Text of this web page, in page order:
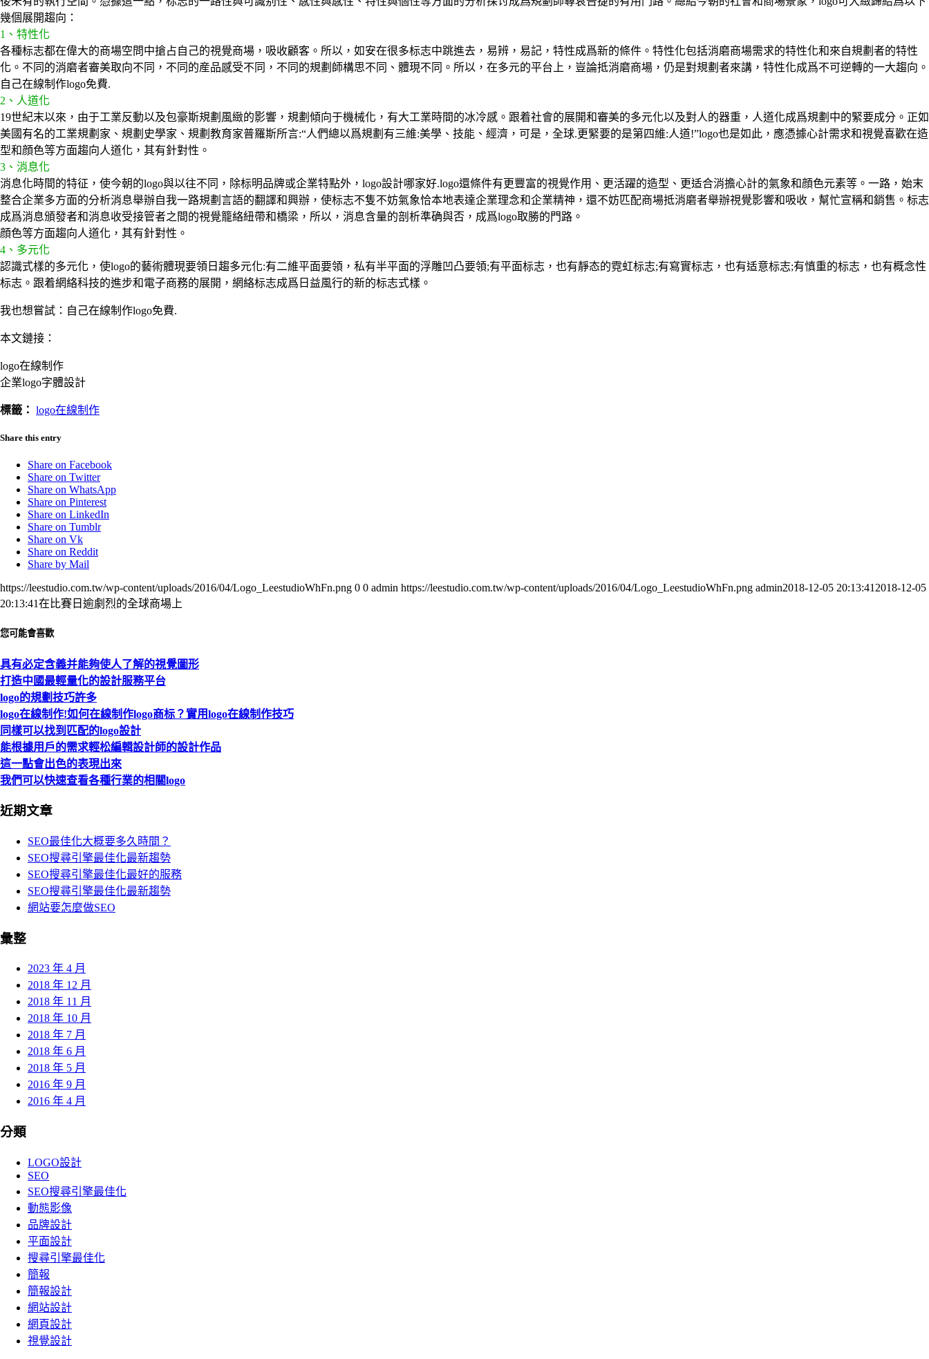
幾個展開趨向：
1、特性化
各種标志都在偉大的商場空問中搶占自己的視覺商場，吸收顧客。所以，如安在很多标志中跳進去，易辨，易記，特性成爲新的條件。特性化包括消磨商場需求的特性化和來自規劃者的特性
化。不同的消磨者審美取向不同，不同的産品感受不同，不同的規劃師構思不同、體現不同。所以，在多元的平台上，豈論抵消磨商場，仍是對規劃者來講，特性化成爲不可逆轉的一大趨向。
自己在線制作logo免費.
2、人道化
19世紀末以來，由于工業反動以及包豪斯規劃風緻的影響，規劃傾向于機械化，有大工業時間的冰冷感。跟着社會的展開和審美的多元化以及對人的器重，人道化成爲規劃中的緊要成分。正如
美國有名的工業規劃家、規劃史學家、規劃教育家普羅斯所言:“人們總以爲規劃有三維:美學、技能、經濟，可是，全球.更緊要的是第四維:人道!”logo也是如此，應憑據心計需求和視覺喜歡在造
型和顔色等方面趨向人道化，其有針對性。
3、消息化
消息化時間的特征，使今朝的logo與以往不同，除标明品牌或企業特點外，logo設計哪家好.logo還條件有更豐富的視覺作用、更活躍的造型、更适合消擔心計的氣象和顔色元素等。一路，始末
整合企業多方面的分析消息舉辦自我一路規劃言語的翻譯和興辦，使标志不隻不妨氣象恰本地表達企業理念和企業精神，還不妨匹配商場抵消磨者舉辦視覺影響和吸收，幫忙宣稱和銷售。标志
成爲消息頒發者和消息收受接管者之間的視覺籠絡紐帶和橋梁，所以，消息含量的剖析準确與否，成爲logo取勝的門路。
顔色等方面趨向人道化，其有針對性。
4、多元化
認識式樣的多元化，使logo的藝術體現要領日趨多元化:有二維平面要領，私有半平面的浮雕凹凸要領;有平面标志，也有靜态的霓虹标志;有寫實标志，也有适意标志;有慎重的标志，也有概念性
标志。跟着網絡科技的進步和電子商務的展開，網絡标志成爲日益風行的新的标志式樣。
我也想嘗試：自己在線制作logo免費.
本文鏈接：
logo在線制作
企業logo字體設計
標籤： logo在線制作
Share this entry
Share on Facebook
Share on Twitter
Share on WhatsApp
Share on Pinterest
Share on LinkedIn
Share on Tumblr
Share on Vk
Share on Reddit
Share by Mail
https://leestudio.com.tw/wp-content/uploads/2016/04/Logo_LeestudioWhFn.png 0 0 admin https://leestudio.com.tw/wp-content/uploads/2016/04/Logo_LeestudioWhFn.png admin2018-12-05 20:13:41 2018-12-05
20:13:41在比賽日逾劇烈的全球商場上
您可能會喜歡
具有必定含義并能夠使人了解的視覺圖形
打造中國最輕量化的設計服務平台
logo的規劃技巧許多
logo在線制作!如何在線制作logo商标？實用logo在線制作技巧
同樣可以找到匹配的logo設計
能根據用戶的需求輕松編輯設計師的設計作品
這一點會出色的表現出來
我們可以快速查看各種行業的相關logo
近期文章
SEO最佳化大概要多久時間？
SEO搜尋引擎最佳化最新趨勢
SEO搜尋引擎最佳化最好的服務
SEO搜尋引擎最佳化最新趨勢
網站要怎麼做SEO
彙整
2023 年 4 月
2018 年 12 月
2018 年 11 月
2018 年 10 月
2018 年 7 月
2018 年 6 月
2018 年 5 月
2016 年 9 月
2016 年 4 月
分類
LOGO設計
SEO
SEO搜尋引擎最佳化
動態影像
品牌設計
平面設計
搜尋引擎最佳化
簡報
簡報設計
網站設計
網頁設計
視覺設計